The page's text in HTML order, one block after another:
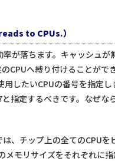
to CPUs.）
が落ちます。キャッシュ
CPUへ縛り付けることが
したいCPUの番号を指定
指定するべきです。なぜな
、チップ上の全てのCPUを
モリサイズをそれぞれに